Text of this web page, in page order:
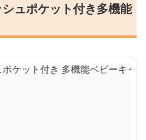
ュポケット付き多機能